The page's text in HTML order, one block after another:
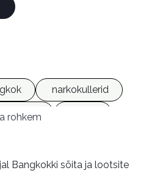
narkokullerid
vanglad
rohkem
Bangkokki sõita ja lootsite